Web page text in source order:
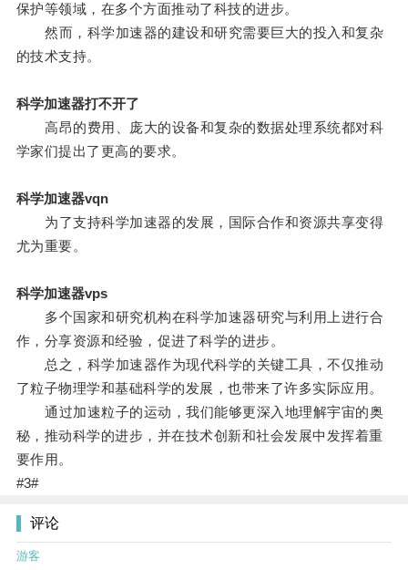
保护等领域，在多个方面推动了科技的进步。
然而，科学加速器的建设和研究需要巨大的投入和复杂
的技术支持。
科学加速器打不开了
高昂的费用、庞大的设备和复杂的数据处理系统都对科
学家们提出了更高的要求。
科学加速器vqn
为了支持科学加速器的发展，国际合作和资源共享变得
尤为重要。
科学加速器vps
多个国家和研究机构在科学加速器研究与利用上进行合
作，分享资源和经验，促进了科学的进步。
总之，科学加速器作为现代科学的关键工具，不仅推动
了粒子物理学和基础科学的发展，也带来了许多实际应用。
通过加速粒子的运动，我们能够更深入地理解宇宙的奥
秘，推动科学的进步，并在技术创新和社会发展中发挥着重
要作用。
#3#
评论
游客